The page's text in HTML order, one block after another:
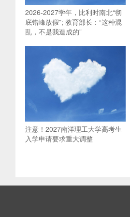
2026-2027学年，比利时南北“彻
底错峰放假”; 教育部长：“这种混
乱，不是我造成的”
注意！2027南洋理工大学高考生
入学申请要求重大调整